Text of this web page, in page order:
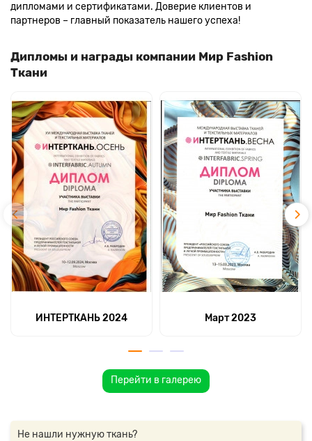
дипломами и сертификатами. Доверие клиентов и
партнеров – главный показатель нашего успеха!
Дипломы и награды компании Мир Fashion
Ткани
ИНТЕРТКАНЬ 2024 Март 2023
Перейти в галерею
Не нашли нужную ткань?